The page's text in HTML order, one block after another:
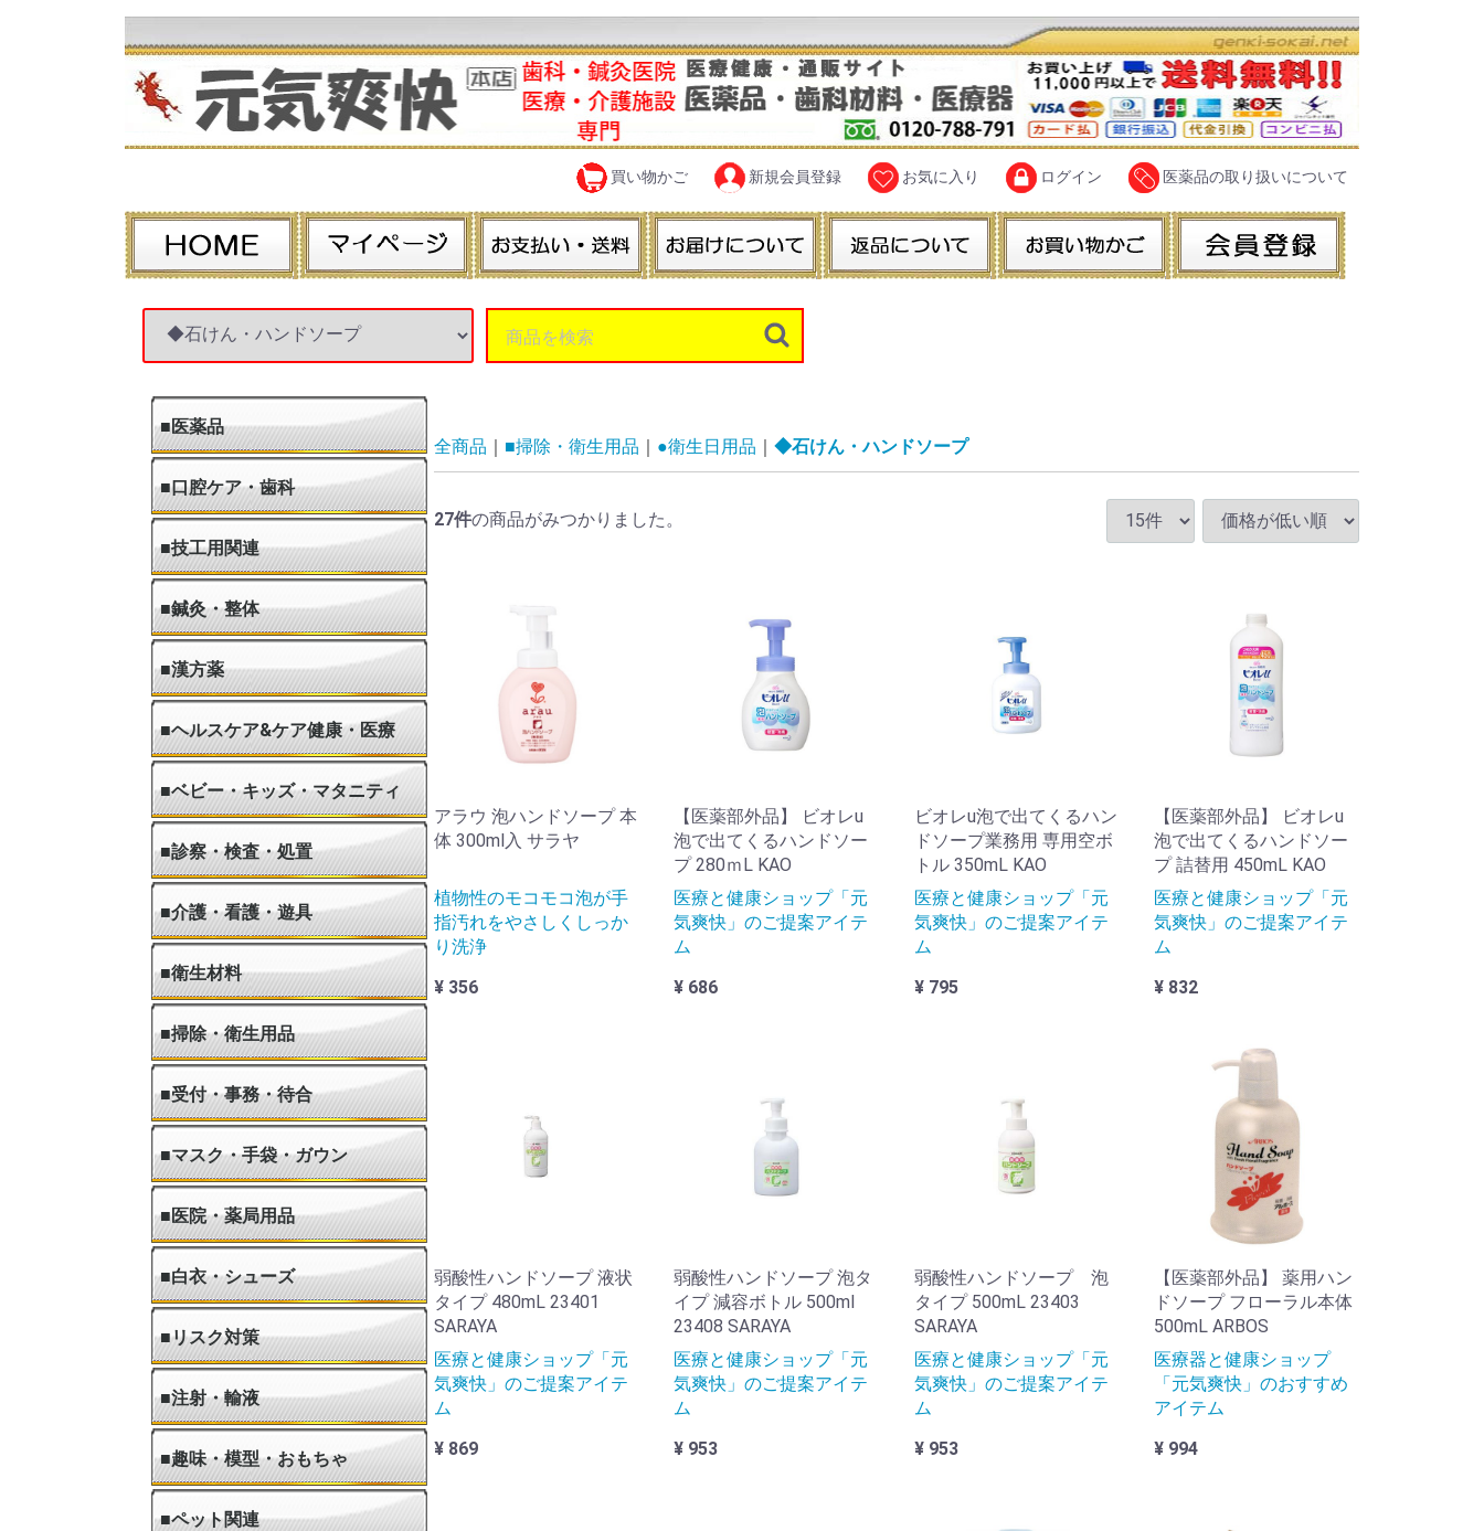
買い物かご 新規会員登録 お気に入り ログイン 医薬品の取り扱いについて
■医薬品
●第1類医薬品
●指定第2類医薬品
●第2類医薬品
●第3類医薬品
■口腔ケア・歯科
●歯ブラシ・歯間ブラシ
●歯磨き粉
●入れ歯用品
●紙コップ・消耗品
●ホワイトニング
●うがい薬
●歯科用模型
●咬合・石膏・印象材
●切削・研磨材
●歯科材料
●レジン・セメント
●歯科技工用機器・用品
■技工用関連
●ホビー・DIY
■鍼灸・整体
●血圧計・測定・検査器具
●滅菌・消毒・ワゴン
●ベッド・カバー・マクラ
●赤外線灯・カーボン灯
●レーザー・極超短波治療器
●低周波・中周波治療器
●微弱電流・干渉低周波治療器
●SSP・パルス治療器
●超音波・パラフィン浴装置
●温熱療法
●冷却・水治療装置
●カイロプラクティック
●空気圧・音楽療法・電位治療器
●鍼・鍼関連用品
●粒鍼・ハサミ
●もぐさ・灸用品
●テーピング・治療補助用品
●模型・ポスター ◆人体模型
◆人体図・チャート
●カルテ・カルテ棚・治療室設備
●健康・リハビリ器具
●マッサージベッド
●杖・イス・歩行器
●殺菌線保管庫・オートクレーブ
■漢方薬
■ヘルスケア&ケア健康・医療
●創傷ケア用品
●サポーター
●スキンケア用品
●弾性ストッキング・ソックス
●テーピング・包帯
●治療機器・用品
●吸入器・ネブライザ・吸引器
●補聴器
●医療計測器(ヘルスケア)
●口腔ケア用品
●転倒防止・転倒予防
●パルスオキシメータ
●血糖値測定
●尿糖値測定
●スポーツ・エクササイズ
●リハビリ用品
●リラクゼーション
●ボディケア用品
●生理用品・軽失禁用品
●聴診器
●救急セット
●浄水器・整水器
●健康管理・健康グッズ
●日用品
●書籍・DVD・ビデオ
■ベビー・キッズ・マタニティ
●ベビー用おむつ・トイレ
●授乳・食事
●ベビーケア・お風呂
●抱っこひも・おんぶひも
●ベビーカー・チャイルドシート
●吸引器(ベビー・小児用)
■診察・検査・処置
●褥瘡・創傷ケア ◆フィルムドレッシング
◆不織布ドレッシング
●包帯・サージカルテープ ◆サージカルテープ
◆伸縮包帯
◆弾力包帯
◆巻軸包帯
◆ギプス包帯
◆牽引包帯
◆メリヤス編みチューブ包帯
◆粘着包帯
●キャスト材・スプリント材 ◆熱可塑性キャスト材
◆石膏ギプス
◆キャスティングテープ
◆ファイバーグラススプリント
◆キャスト用補助材
◆キャストカッター
◆キャストサポートグッズ
●固定用装具・固定帯 ◆頸部
◆膝部
◆肘部
◆腰部
◆胸部
◆鎖骨部
◆足部
◆腕部
◆抑制帯・拘束バンド
●空きID 中カテ1
●空きID 中カテ2
●ストーマ用品 ◆消化器系ストーマ
◆尿路系ストーマ
◆小児ストーマ
◆ストーマ装具付属品
●注射・輸液・点滴 ◆カテーテル
◆輸液管理
●治療用・手術用器具 ◆ステンレス製手術器具
●医療計測器(診察・検査)
●採血検査
●診断用医薬品
●感染予防用品 ◆感染予防マスク
◆感染予防グローブ
◆感染予防キャップ
◆感染予防ガウン
◆感染予防衣
◆感染予防シーツ
◆感染予防セット
■介護・看護・遊具
●食事関連
●入浴関連
●ベッド・衣類関連
●歩行関連
●排泄関連
●住宅改修
●日常生活支援
●看護・介護支援
■衛生材料
●フラクチャーケア
●滅菌・除菌・消毒・洗浄
●絆創膏・ドレッシング材
■掃除・衛生用品
●衛生日用品
●洗剤・漂白剤
●消臭剤・消毒剤・除菌剤
●掃除用品
●洗濯用品
■受付・事務・待合
●看板・表示板
●受付 ◆カルテ・カルテホルダー
◆名札・名札ケース
◆タオル・おしぼり
◆おしぼり受け・お盆
●院内設備 ◆マガジンラック
◆観葉植物
◆ダストボックス
◆電球・蛍光灯・照明器具
◆玄関マット
◆スリッパ立て・スリッパ
◆ホワイトボード
◆洗面所・トイレ用品
●オフィス用品 ◆事務用品・文具
◆机上台・整理ケース
◆電池・充電池・充電器
●防犯・防災用品 ◆防犯グッズ
◆防災グッズ
●院内家具 ◆パーティション
◆診察用チェア
◆カルテ棚
◆テーブル(診察室・待合)
◆ハンガーラック
◆ロッカー
●PC用品・周辺機器 ◆CD-R・DVD-R
◆プリンター・インク
■マスク・手袋・ガウン
●使い捨て手袋
●使い捨てマスク
●使い捨てキャップ
●使い捨てガウン
●使い捨てエプロン
●使い捨てスリッパ
●シューズカバー
■医院・薬局用品
●医院・薬局用品 ◆容器・薬瓶
◆チャック付ポリ袋
◆調剤用計量器具
◆調剤用品
◆薬袋
■白衣・シューズ
●スラックス
●ワンピース
●パンツ
●スカート
●ジャケット ◆メンズジャケット
◆レディースジャケット
●カーデイガン
●ブラウス
●コート ◆ドクターコート
◆レディースコート
●チュニック
●エプロン
●ケーシー
●スクラブ ◆メンズスクラブ
◆レディーススクラブ
●医務衣
●手術衣
●患者衣
●サンダル
■リスク対策
■注射・輸液
●カテーテル
■趣味・模型・おもちゃ
●シール
●模型(認知症対策)
●ゲーム・パズル・カード
●絵本・児童書・図鑑
■ペット関連
全商品 ■掃除・衛生用品 ●衛生日用品 ◆石けん・ハンドソープ
27件の商品がみつかりました。
アラウ 泡ハンドソープ 本
体 300ml入 サラヤ
植物性のモコモコ泡が手
指汚れをやさしくしっか
り洗浄
¥ 356
【医薬部外品】 ビオレu
泡で出てくるハンドソー
プ 280ｍL KAO
医療と健康ショップ「元
気爽快」のご提案アイテ
ム
¥ 686
ビオレu泡で出てくるハン
ドソープ業務用 専用空ボ
トル 350mL KAO
医療と健康ショップ「元
気爽快」のご提案アイテ
ム
¥ 795
【医薬部外品】 ビオレu
泡で出てくるハンドソー
プ 詰替用 450mL KAO
医療と健康ショップ「元
気爽快」のご提案アイテ
ム
¥ 832
弱酸性ハンドソープ 液状
タイプ 480mL 23401
SARAYA
医療と健康ショップ「元
気爽快」のご提案アイテ
ム
¥ 869
弱酸性ハンドソープ 泡タ
イプ 減容ボトル 500ml
23408 SARAYA
医療と健康ショップ「元
気爽快」のご提案アイテ
ム
¥ 953
弱酸性ハンドソープ 泡
タイプ 500mL 23403
SARAYA
医療と健康ショップ「元
気爽快」のご提案アイテ
ム
¥ 953
【医薬部外品】 薬用ハン
ドソープ フローラル本体
500mL ARBOS
医療器と健康ショップ
「元気爽快」のおすすめ
アイテム
¥ 994